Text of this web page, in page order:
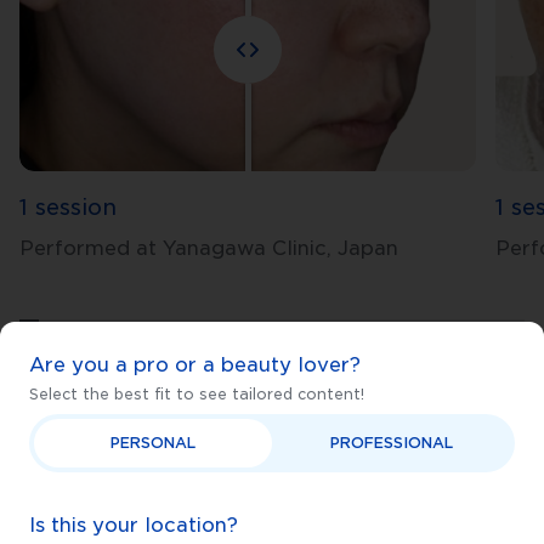
1 session
Performed at Yanagawa Clinic, Japan
1
tratamentos com
Are you a pro or a beauty lover?
Select the best fit to see tailored content!
PERSONAL PROFESSIONAL
Is this your location?